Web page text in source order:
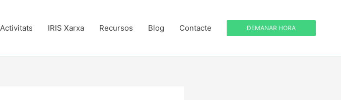
Activitats IRIS Xarxa Recursos Blog Contacte DEMANAR HORA